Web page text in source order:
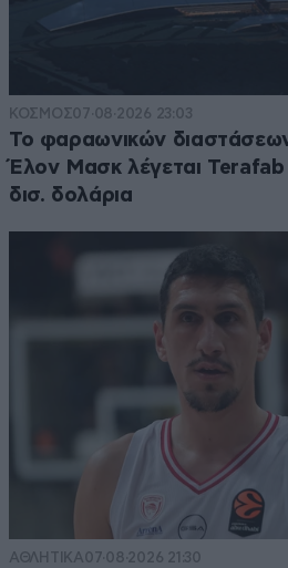
ΚΟΣΜΟΣ07·08·2026 23:03
Το φαραωνικών διαστάσεων
Έλον Μασκ λέγεται Terafab
δισ. δολάρια
ΑΘΛΗΤΙΚΑ07·08·2026 21:30